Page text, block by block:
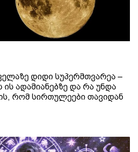
დიდი სუპერმთვარეა –
ადამიანებზე და რა უნდა
რომ სირთულეები თავიდან